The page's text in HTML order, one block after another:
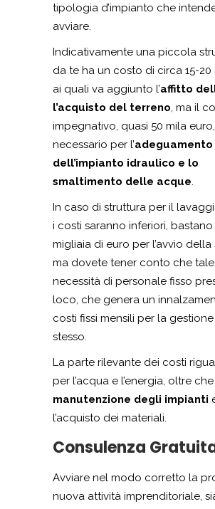
tipologia d’impianto che
avviare.
Indicativamente una piccola
da te ha un costo di circa 15-20
ai quali va aggiunto l’affitto
l’acquisto del terreno, ma il
impegnativo, quasi 50 mila
necessario per l’adeguamento
dell’impianto idraulico e lo
smaltimento delle acque.
In caso di struttura per il
i costi saranno inferiori,
migliaia di euro per l’avvio della
ma dovete tener conto che
necessità di personale fisso
loco, che genera un
costi fissi mensili per la
stesso.
La parte rilevante dei costi
per l’acqua e l’energia, oltre
manutenzione degli impianti
l’acquisto dei materiali.
Consulenza
Avviare nel modo corretto la
nuova attività imprenditoriale,